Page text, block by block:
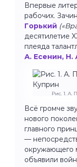
Впервые
рабочих.
Горький
десятилетие
плеяда
А. Есенин, Н.
Рис. 1. А.
Всё громче
нового
главного
—
окружающего
объявили